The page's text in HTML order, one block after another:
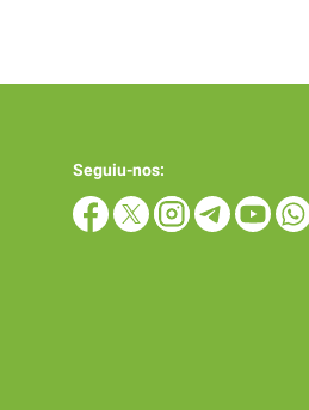
Seguiu-nos: